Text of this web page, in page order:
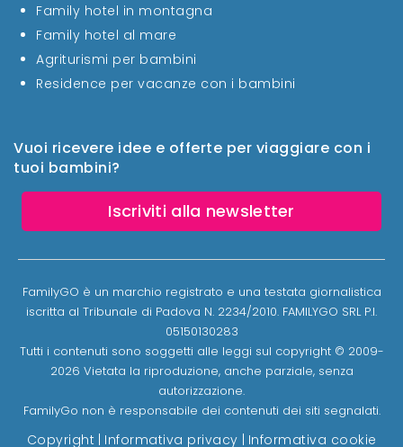
Vuoi ricevere idee e offerte per viaggiare con i
tuoi bambini?
Iscriviti alla newsletter
Family hotel in montagna
Family hotel al mare
Agriturismi per bambini
Residence per vacanze con i bambini
FamilyGO è un marchio registrato e una testata giornalistica
iscritta al Tribunale di Padova N. 2234/2010. FAMILYGO SRL P.I.
05150130283
Tutti i contenuti sono soggetti alle leggi sul copyright © 2009-
2026 Vietata la riproduzione, anche parziale, senza
autorizzazione.
FamilyGo non è responsabile dei contenuti dei siti segnalati.
Copyright | Informativa privacy | Informativa cookie